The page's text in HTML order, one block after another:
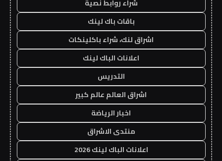
شراء روابط نصية
باقات باك لينك
اشراق لنك، شراء باكلينكات
اعلانات الباك لينك
التدريس
اشراق العالم عالم كبير
اخبار الرياضة
منتدى الاشراق
اعلانات الباك لينك 2026